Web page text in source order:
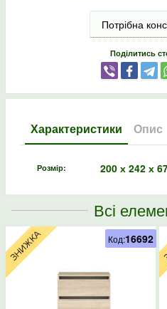
Потрібна
Поділитись
Характеристики Опис
Розмір: 200 х 242 х
Всі
Код:16692